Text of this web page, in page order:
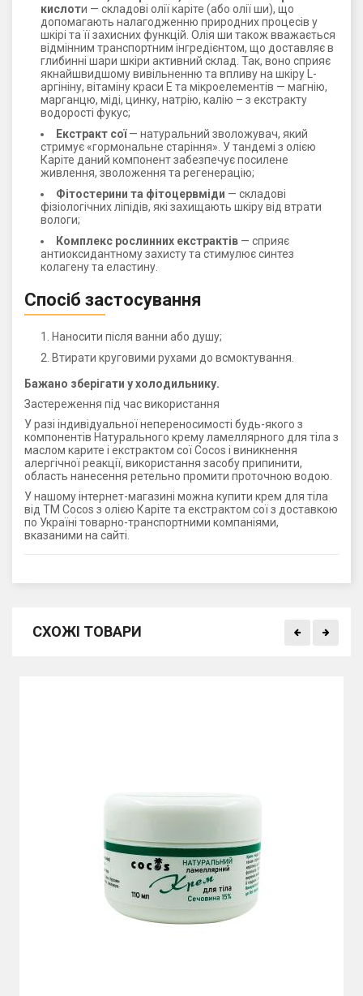
кислоти — складові олії каріте (або олії ши), що
допомагають налагодженню природних процесів у
шкірі та її захисних функцій. Олія ши також вважається
відмінним транспортним інгредієнтом, що доставляє в
глибинні шари шкіри активний склад. Так, воно сприяє
якнайшвидшому вивільненню та впливу на шкіру L-
аргініну, вітаміну краси Е та мікроелементів — магнію,
марганцю, міді, цинку, натрію, калію – з екстракту
водорості фукус;
Екстракт сої— натуральний зволожувач, який
стримує «гормональне старіння». У тандемі з олією
Каріте даний компонент забезпечує посилене
живлення, зволоження та регенерацію;
Фітостерини та фітоцервміди — складові
фізіологічних ліпідів, які захищають шкіру від втрати
вологи;
Комплекс рослинних екстрактів — сприяє
антиоксидантному захисту та стимулює синтез
колагену та еластину.
Спосіб застосування
Наносити після ванни або душу;
Втирати круговими рухами до всмоктування.
Бажано зберігати у холодильнику.
Застереження під час використання
У разі індивідуальної непереносимості будь-якого з
компонентів Натурального крему ламеллярного для тіла з
маслом карите і екстрактом сої Cocos і виникнення
алергічної реакції, використання засобу припинити,
область нанесення ретельно промити проточною водою.
У нашому інтернет-магазині можна купити крем для тіла
від ТМ Cocos з олією Каріте та екстрактом сої з доставкою
по Україні товарно-транспортними компаніями,
вказаними на сайті.
СХОЖІ ТОВАРИ